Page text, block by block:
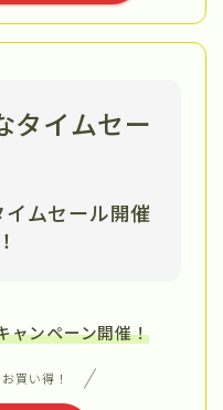
タイムセー
ムセール開催
ャンペーン開催！
買い得！